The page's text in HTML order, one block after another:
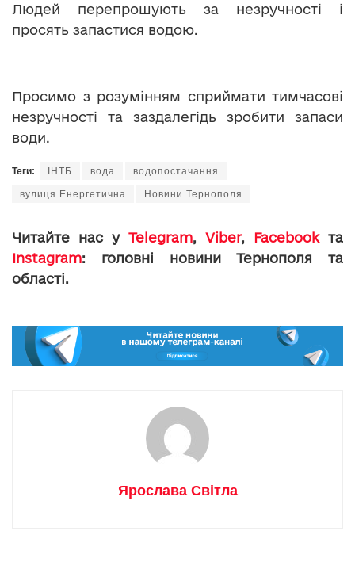
Людей перепрошують за незручності і
просять запастися водою.
Просимо з розумінням сприймати тимчасові
незручності та заздалегідь зробити запаси
води.
Теги: ІНТБ вода водопостачання
вулиця Енергетична Новини Тернополя
Читайте нас у Telegram, Viber, Facebookта
Instagram: головні новини Тернополя та
області.
Ярослава Світла